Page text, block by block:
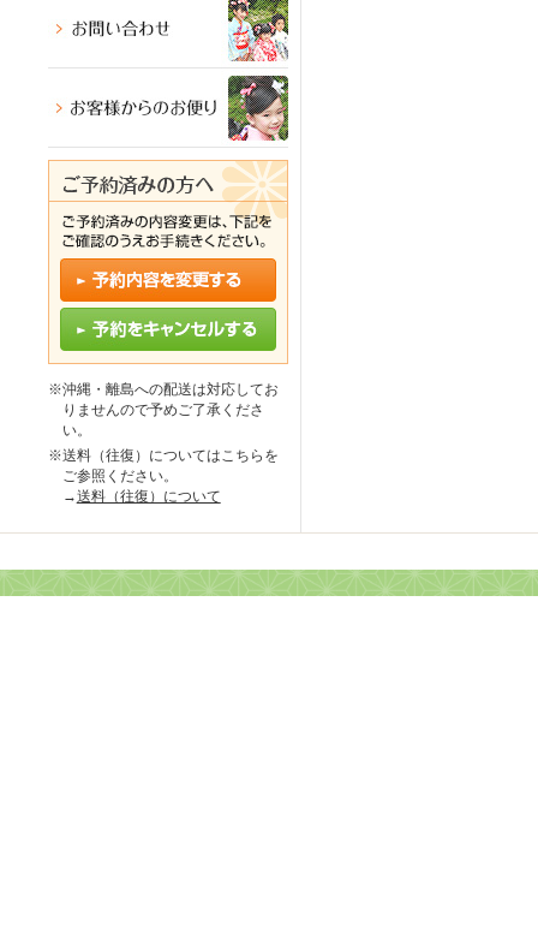
※沖縄・離島への配送は対応してお
りませんので予めご了承くださ
い。
※送料（往復）についてはこちらを
ご参照ください。
→送料（往復）について